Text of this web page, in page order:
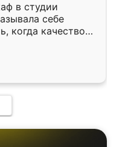
в студии
себе
когда качеством
кухня уже почти